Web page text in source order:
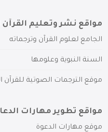
مواقع نشر وتعليم القرآن
الجامع لعلوم القرآن وترجماته
السنة النبوية وعلومها
موقع الترجمات الصوتية للقرآن
مواقع تطوير مهارات
موقع مهارات الدعوة